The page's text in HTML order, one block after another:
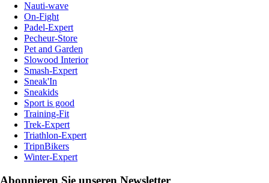
Nauti-wave
On-Fight
Padel-Expert
Pecheur-Store
Pet and Garden
Slowood Interior
Smash-Expert
Sneak'In
Sneakids
Sport is good
Training-Fit
Trek-Expert
Triathlon-Expert
TripnBikers
Winter-Expert
Abonnieren Sie unseren Newsletter